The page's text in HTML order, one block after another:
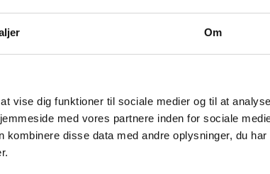
Om
vise dig funktioner til sociale medier og til at
med vores partnere inden for sociale
disse data med andre oplysninger, du har
hvor de normalt ikke har levering direkte, uden
Holm
Vurderet af Henrik Hauge
Kan klart anbefale at handle her”
Vurderet af Ole